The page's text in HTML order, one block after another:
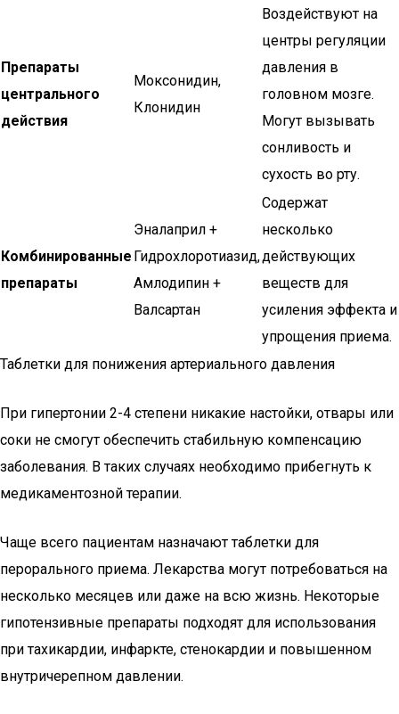
Препараты
центрального
действия
Моксонидин,
Клонидин
Воздействуют на
центры регуляции
давления в
головном мозге.
Могут вызывать
сонливость и
сухость во рту.
Комбинированные
препараты
Эналаприл +
Гидрохлоротиазид,
Амлодипин +
Валсартан
Содержат
несколько
действующих
веществ для
усиления эффекта и
упрощения приема.
Таблетки для понижения артериального давления
При гипертонии 2-4 степени никакие настойки, отвары или
соки не смогут обеспечить стабильную компенсацию
заболевания. В таких случаях необходимо прибегнуть к
медикаментозной терапии.
Чаще всего пациентам назначают таблетки для
перорального приема. Лекарства могут потребоваться на
несколько месяцев или даже на всю жизнь. Некоторые
гипотензивные препараты подходят для использования
при тахикардии, инфаркте, стенокардии и повышенном
внутричерепном давлении.